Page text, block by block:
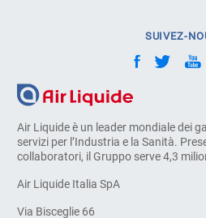
Air Liquide è un leader mondiale dei
servizi per l’Industria e la Sanità.
collaboratori, il Gruppo serve 4,3
Air Liquide Italia SpA
Via Bisceglie 66
SUIVEZ-